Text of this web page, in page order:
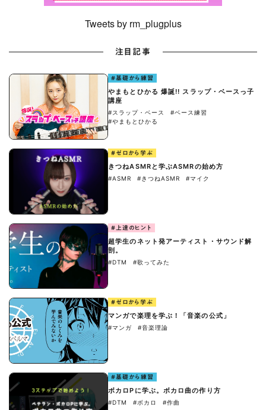
Tweets by rm_plugplus
注目記事
#基礎から練習
やまもとひかる 爆誕!! スラップ・ベースっ子
講座
#スラップ・ベース
#ベース練習
#やまもとひかる
#ゼロから学ぶ
きつねASMRと学ぶASMRの始め方
#ASMR #きつねASMR #マイク
#上達のヒント
超学生のネット発アーティスト・サウンド解
剖。
#DTM #歌ってみた
#ゼロから学ぶ
マンガで楽理を学ぶ！「音楽の公式」
#マンガ #音楽理論
#基礎から練習
ボカロPに学ぶ。ボカロ曲の作り方
#DTM #ボカロ #作曲